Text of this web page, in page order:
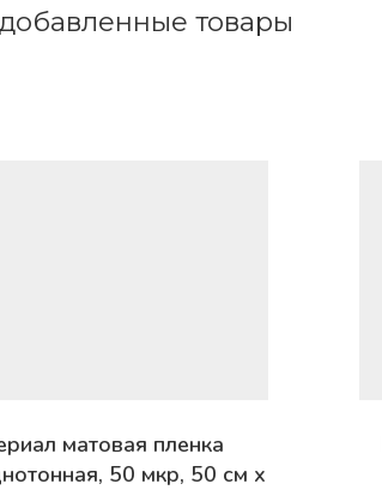
товары
матовая пленка
50 мкр, 50 см х